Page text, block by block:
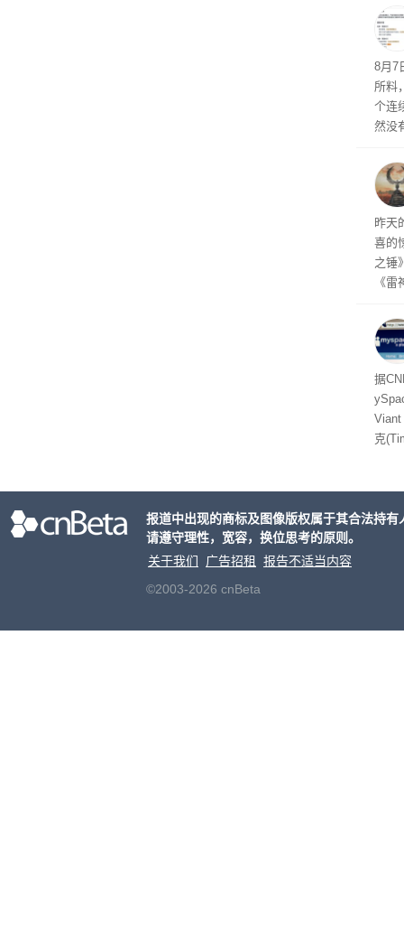
ss
悄
8月7
所料
个连
然没
有
着——
线
昨天
喜的
之锤
《
ox
出震
据
Viant
克
算法
报道中出现的商标及图像版权属于其合法持
请遵守理性，宽容，换位思考的原则。
关于我们
广告招租
报告不适当内容
©2003-2026 cnBeta